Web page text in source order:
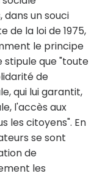
un souci
de la loi de 1975,
le principe
stipule que "toute
de
qui lui garantit,
l'accès aux
les citoyens". En
se sont
de
les